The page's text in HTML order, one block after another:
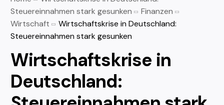
Steuereinnahmen stark gesunken
Finanzen
Wirtschaft
Wirtschaftskrise in Deutschland:
Steuereinnahmen stark gesunken
Wirtschaftskrise in
Deutschland: